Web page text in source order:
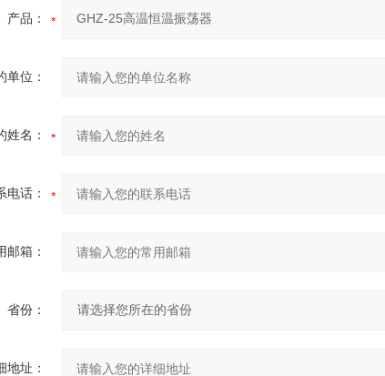
产品：
单位：
姓名：
电话：
邮箱：
省份：
地址：